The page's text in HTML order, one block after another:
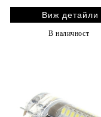
Виж детайли
В наличност